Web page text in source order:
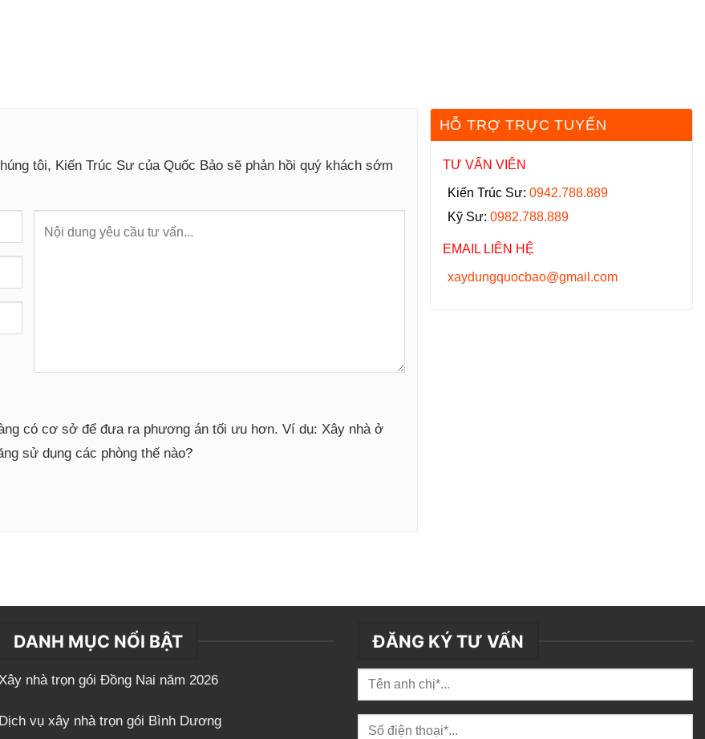
tôi, Kiến Trúc Sư của Quốc Bảo sẽ phản hồi quý khách sớm
có cơ sở để đưa ra phương án tối ưu hơn. Ví dụ: Xây nhà ở
sử dụng các phòng thế nào?
HỖ TRỢ TRỰC TUYẾN
TƯ VẤN VIÊN
Kiến Trúc Sư: 0942.788.889
Kỹ Sư: 0982.788.889
EMAIL LIÊN HỆ
xaydungquocbao@gmail.com
DANH MỤC NỔI BẬT
Xây nhà trọn gói Đồng Nai năm 2026
Dịch vụ xây nhà trọn gói Bình Dương
ĐĂNG KÝ TƯ VẤN